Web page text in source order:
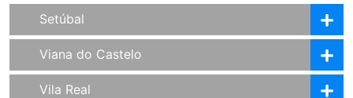
Setúbal
Viana do Castelo
Vila Real